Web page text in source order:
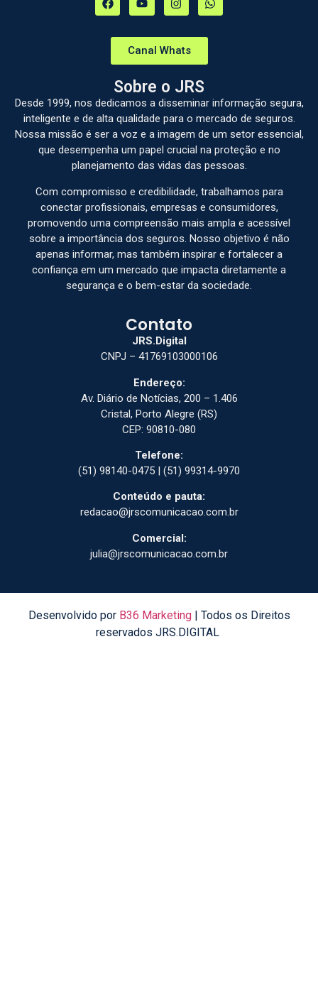
Canal Whats
Sobre o JRS
Desde 1999, nos dedicamos a disseminar informação segura,
inteligente e de alta qualidade para o mercado de seguros.
Nossa missão é ser a voz e a imagem de um setor essencial,
que desempenha um papel crucial na proteção e no
planejamento das vidas das pessoas.
Com compromisso e credibilidade, trabalhamos para
conectar profissionais, empresas e consumidores,
promovendo uma compreensão mais ampla e acessível
sobre a importância dos seguros. Nosso objetivo é não
apenas informar, mas também inspirar e fortalecer a
confiança em um mercado que impacta diretamente a
segurança e o bem-estar da sociedade.
Contato
JRS.Digital
CNPJ – 41769103000106
Endereço:
Av. Diário de Notícias, 200 – 1.406
Cristal, Porto Alegre (RS)
CEP: 90810-080
Telefone:
(51) 98140-0475 | (51) 99314-9970
Conteúdo e pauta:
redacao@jrscomunicacao.com.br
Comercial:
julia@jrscomunicacao.com.br
Desenvolvido por B36 Marketing| Todos os Direitos
reservados JRS.DIGITAL